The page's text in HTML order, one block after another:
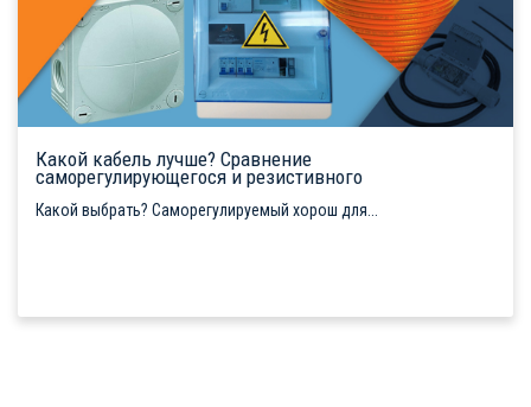
Какой кабель лучше? Сравнение
саморегулирующегося и резистивного
Какой выбрать? Саморегулируемый хорош для...